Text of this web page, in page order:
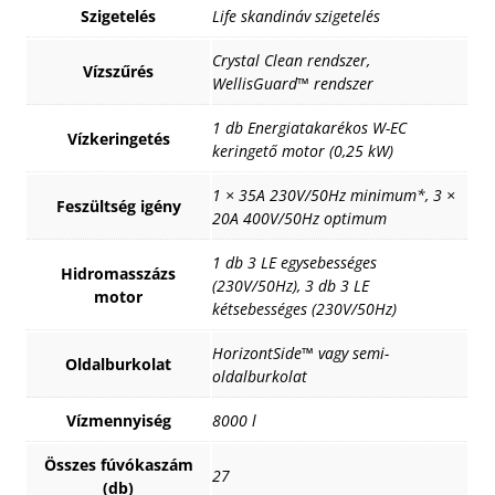
Szigetelés Life skandináv szigetelés
Vízszűrés
Crystal Clean rendszer,
WellisGuard™ rendszer
Vízkeringetés
1 db Energiatakarékos W-EC
keringető motor (0,25 kW)
Feszültség igény
1 × 35A 230V/50Hz minimum*, 3 ×
20A 400V/50Hz optimum
Hidromasszázs
motor
1 db 3 LE egysebességes
(230V/50Hz), 3 db 3 LE
kétsebességes (230V/50Hz)
Oldalburkolat
HorizontSide™ vagy semi-
oldalburkolat
Vízmennyiség 8000 l
Összes fúvókaszám
(db)
27